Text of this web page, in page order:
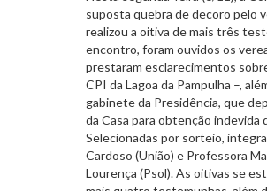
suposta quebra de decoro pelo
realizou a oitiva de mais três
encontro, foram ouvidos os
prestaram esclarecimentos
CPI da Lagoa da Pampulha –,
gabinete da Presidência, que
da Casa para obtenção indevida
Selecionadas por sorteio,
Cardoso (União) e Professora
Lourença (Psol). As oitivas se